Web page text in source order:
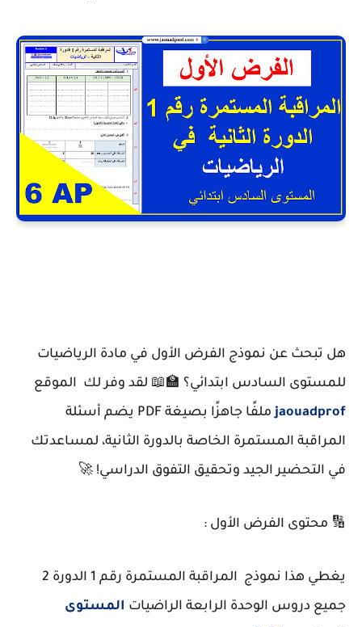
هل تبحث عن نموذج الفرض الأول في مادة الرياضيات
للمستوى السادس ابتدائي؟ 🏫📖 لقد وفر لك الموقع
jaouadprof
ملفًا جاهزًا بصيغة PDF يضم أسئلة
المراقبة المستمرة الخاصة بالدورة الثانية، لمساعدتك
في التحضير الجيد وتحقيق التفوق الدراسي! 🚀
🔢 محتوى الفرض الأول :
يغطي هذا نموذج المراقبة المستمرة رقم 1 الدورة 2
جميع دروس الوحدة الرابعة الراضيات المستوى